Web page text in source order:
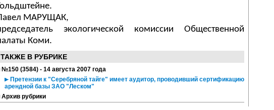
МАРУЩАК,
экологической комиссии Общественной
Коми.
ТАКЖЕ В РУБРИКЕ
№150 (3584) - 14 августа 2007 года
Претензии к "Серебряной тайге" имеет аудитор, проводивший сертификацию
арендной базы ЗАО "Леском"
Архив рубрики